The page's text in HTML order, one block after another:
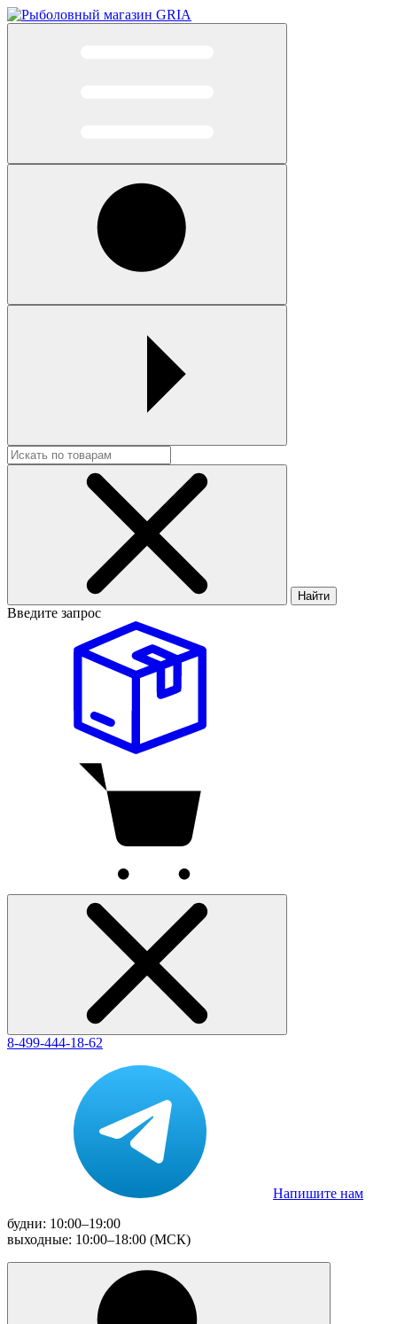
Найти
Введите запрос
8-499-444-18-62
Напишите нам
будни: 10:00–19:00
выходные: 10:00–18:00 (МСК)